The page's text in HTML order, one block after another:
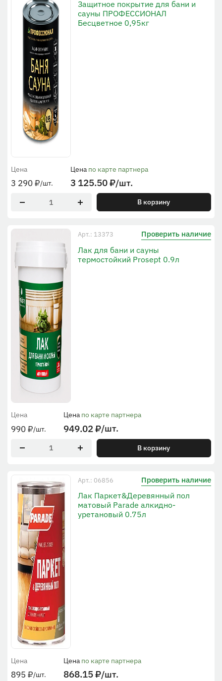
Защитное покрытие для бани и
сауны ПРОФЕССИОНАЛ
Бесцветное 0,95кг
Цена
3 290₽/шт.
Цена по карте партнера
3 125.50₽/шт.
В корзину
Арт.: 13373 Проверить наличие
Лак для бани и сауны
термостойкий Prosept 0.9л
Цена
990₽/шт.
Цена по карте партнера
949.02₽/шт.
В корзину
Арт.: 06856 Проверить наличие
Лак Паркет&Деревянный пол
матовый Parade алкидно-
уретановый 0.75л
Цена
895 ₽/шт.
Цена по карте партнера
868.15₽/шт.